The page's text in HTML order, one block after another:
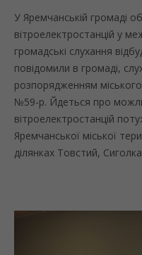
У Яремчанській громаді
вітроелектростанцій у
громадські слухання
повідомили в громаді,
розпорядженням
№59-р. Йдеться про
вітроелектростанцій
Яремчанської міської
ділянках Товстий,